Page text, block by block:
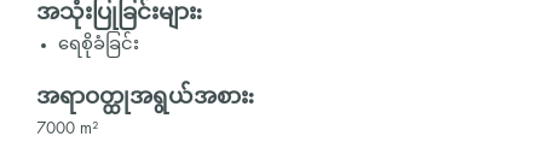
အသုံးပြုခြင်းများ:
ရေစိုခံခြင်း
အရာဝတ္ထုအရွယ်အစား:
7000 m²